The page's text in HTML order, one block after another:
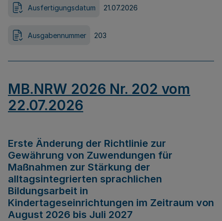
Ausfertigungsdatum 21.07.2026
Ausgabennummer 203
MB.NRW 2026 Nr. 202 vom
22.07.2026
Erste Änderung der Richtlinie zur
Gewährung von Zuwendungen für
Maßnahmen zur Stärkung der
alltagsintegrierten sprachlichen
Bildungsarbeit in
Kindertageseinrichtungen im Zeitraum von
August 2026 bis Juli 2027